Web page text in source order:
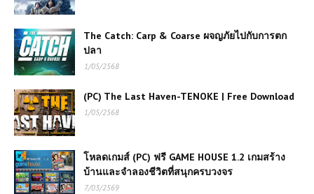
The Catch: Carp & Coarse ผจญภัยไปกับการตก
ปลา
1/05/2568
(PC) The Last Haven-TENOKE | Free Download
1/05/2568
โหลดเกมส์ (PC) ฟรี GAME HOUSE 1.2 เกมสร้าง
บ้านและจำลองชีวิตที่สนุกครบวงจร
7/03/2569